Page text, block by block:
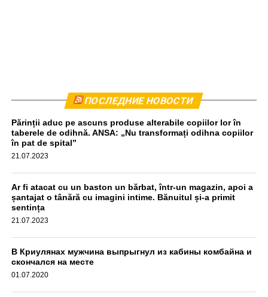
Комбайн был остановлен приблизительно в 440
метрах от места происшествия. Водитель прошел тест
на алкоголь, результат оказался отрицательным,
передаёт unimedia.info. Все обстоятельства инцидента
выясняются.
ПОСЛЕДНИЕ НОВОСТИ
Părinții aduc pe ascuns produse alterabile copiilor lor în
taberele de odihnă. ANSA: „Nu transformați odihna copiilor
în pat de spital”
21.07.2023
Ar fi atacat cu un baston un bărbat, într-un magazin, apoi a
șantajat o tânără cu imagini intime. Bănuitul și-a primit
sentința
21.07.2023
В Криулянах мужчина выпрыгнул из кабины комбайна и
скончался на месте
01.07.2020